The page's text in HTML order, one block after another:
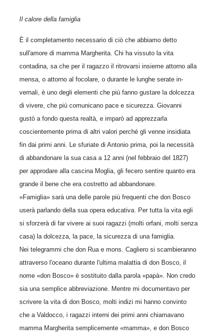
Il calore della famiglia
È il completamento necessario di ciò che abbiamo detto
sull'amore di mamma Margherita. Chi ha vissuto la vita
contadina, sa che per il ragazzo il ritrovarsi insieme attorno alla
mensa, o attorno al focolare, o durante le lunghe serate in­
vernali, è uno degli elementi che più fanno gustare la dolcezza
di vivere, che più comunicano pace e sicurezza. Giovanni
gustò a fondo questa realtà, e imparò ad apprezzarla
coscientemente prima di altri valori perché gli venne insidiata
fin dai primi anni. Le sfuriate di Antonio prima, poi la necessità
di abbandonare la sua casa a 12 anni (nel febbraio del 1827)
per approdare alla cascina Moglia, gli fe­cero sentire quanto era
grande il bene che era costretto ad abbandonare.
«Famiglia» sarà una delle parole più frequenti che don Bosco
userà parlando della sua opera educativa. Per tutta la vita egli
si sforzerà di far vivere ai suoi ragazzi (molti orfani, molti senza
casa) la dolcezza, la pace, la sicurezza di una famiglia.
Nei telegrammi che don Rua e mons. Cagliero si scambieranno
attraverso l'oceano durante l'ultima malattia di don Bosco, il
nome «don Bosco» è sostituito dalla parola «papà». Non credo
sia una semplice abbreviazione. Mentre mi documen­tavo per
scrivere la vita di don Bosco, molti indizi mi hanno convinto
che a Val­docco, i ragazzi interni dei primi anni chiamavano
mamma Margherita semplice­mente «mamma», e don Bosco